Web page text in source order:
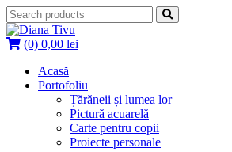
Skip
to
content
(0) 0,00 lei
Acasă
Portofoliu
Țărăneii și lumea lor
Pictură acuarelă
Carte pentru copii
Proiecte personale